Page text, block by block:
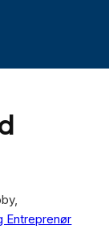
Entreprenør